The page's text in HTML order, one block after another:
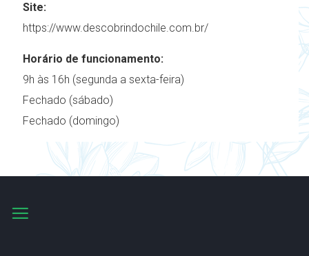
Site:
https://www.descobrindochile.com.br/
Horário de funcionamento:
9h às 16h (segunda a sexta-feira)
Fechado (sábado)
Fechado (domingo)